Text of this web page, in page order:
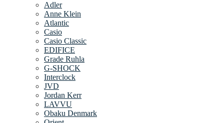
Adler
Anne Klein
Atlantic
Casio
Casio Classic
EDIFICE
Grade Ruhla
G-SHOCK
Interclock
JVD
Jordan Kerr
LAVVU
Obaku Denmark